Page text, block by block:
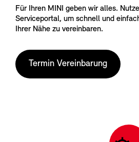
Für Ihren MINI geben wir alles.
Serviceportal, um schnell und
Ihrer Nähe zu vereinbaren.
Termin Vereinbarung